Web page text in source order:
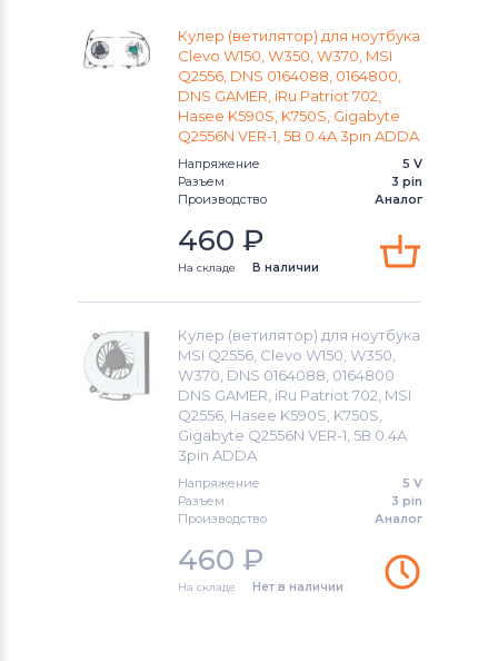
Вентиляторы (кулеры)Gigabyte
Вентиляторы (кулеры) Клавиатуры
Вентиляторы (кулеры)Packard Bell
Вентиляторы (кулеры)
Вентиляторы (кулеры)
Аккумуляторы для радиостанций
Вентиляторы (кулеры)Vizio
Вентиляторы (кулеры)Thunderobot
Вентиляторы (кулеры)
Вентиляторы (кулеры)
Вентиляторы (кулеры)
DEXP Aquilon
W150
W150HN
W150HNM
W150HNQ
Кулер (ветилятор) для ноутбука
Clevo W150, W350, W370, MSI
Q2556, DNS 0164088, 0164800,
DNS GAMER, iRu Patriot 702,
Hasee K590S, K750S, Gigabyte
Q2556N VER-1, 5В 0.4A 3pin ADDA
Напряжение
5 V
Разъем
3 pin
Производство
Аналог
460 ₽
На складе В наличии
Кулер (ветилятор) для ноутбука
MSI Q2556, Clevo W150, W350,
W370, DNS 0164088, 0164800
DNS GAMER, iRu Patriot 702, MSI
Q2556, Hasee K590S, K750S,
Gigabyte Q2556N VER-1, 5В 0.4A
3pin ADDA
Напряжение
5 V
Разъем
3 pin
Производство
Аналог
460 ₽
На складе Нет в наличии